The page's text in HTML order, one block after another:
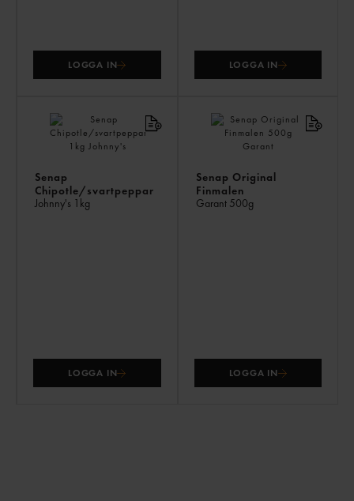
LOGGA IN LOGGA IN
Senap
Chipotle/svartpeppar
Johnny's 1kg
LOGGA IN
Senap Original
Finmalen
Garant 500g
LOGGA IN